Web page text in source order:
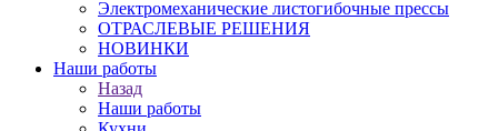
Электромеханические листогибочные прессы
ОТРАСЛЕВЫЕ РЕШЕНИЯ
НОВИНКИ
Наши работы
Назад
Наши работы